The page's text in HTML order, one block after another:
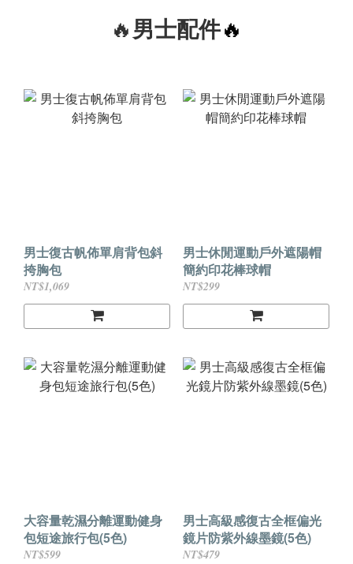
🔥男士配件🔥
男士復古帆佈單肩背包斜
挎胸包
NT$1,069
男士休閒運動戶外遮陽帽
簡約印花棒球帽
NT$299
大容量乾濕分離運動健身
包短途旅行包(5色)
NT$599
男士高級感復古全框偏光
鏡片防紫外線墨鏡(5色)
NT$479